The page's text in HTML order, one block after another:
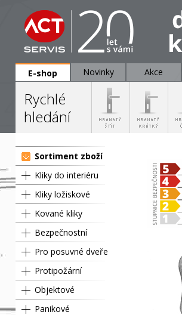
E-shop
Novinky Akce
Rychlé
hledání
Sortiment zboží
Kliky do interiéru
Kliky ložiskové
Kované kliky
Bezpečnostní
Pro posuvné dveře
Protipožární
Objektové
Panikové